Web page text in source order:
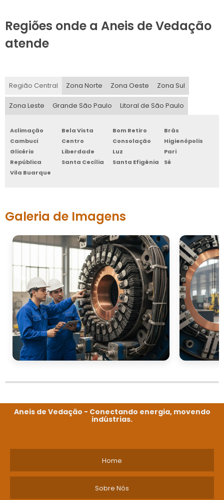
Regiões onde a Aneis de Vedação
atende
Região Central Zona Norte Zona Oeste Zona Sul
Zona Leste Grande São Paulo Litoral de São Paulo
Aclimação Bela Vista Bom Retiro
Brás
Cambuci
Centro Consolação
Higienópolis
Glicério
Liberdade Luz
Pari
República
Santa Cecília Santa Efigênia
Sé
Vila Buarque
Galeria de Imagens
Aneis de Vedação - Conectando energia, movendo
indústrias.
Home
Sobre Nós